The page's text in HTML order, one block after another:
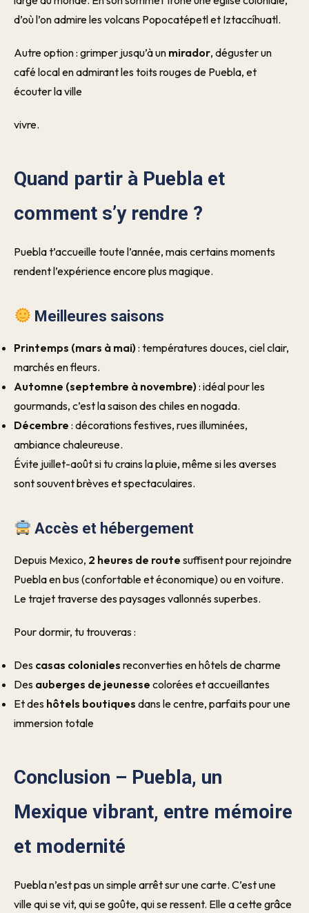
d’où l’on admire les volcans Popocatépetl et Iztaccíhuatl.
Autre option : grimper jusqu’à un mirador, déguster un
café local en admirant les toits rouges de Puebla, et
écouter la ville
vivre.
Quand partir à Puebla et
comment s’y rendre ?
Puebla t’accueille toute l’année, mais certains moments
rendent l’expérience encore plus magique.
Meilleures saisons
Printemps (mars à mai): températures douces, ciel clair,
marchés en fleurs.
Automne (septembre à novembre): idéal pour les
gourmands, c’est la saison des chiles en nogada.
Décembre : décorations festives, rues illuminées,
ambiance chaleureuse.
Évite juillet-août si tu crains la pluie, même si les averses
sont souvent brèves et spectaculaires.
Accès et hébergement
Depuis Mexico, 2 heures de route suffisent pour rejoindre
Puebla en bus (confortable et économique) ou en voiture.
Le trajet traverse des paysages vallonnés superbes.
Pour dormir, tu trouveras :
Des casas coloniales reconverties en hôtels de charme
Des auberges de jeunesse colorées et accueillantes
Et des hôtels boutiques dans le centre, parfaits pour une
immersion totale
Conclusion – Puebla, un
Mexique vibrant, entre mémoire
et modernité
Puebla n’est pas un simple arrêt sur une carte. C’est une
ville qui se vit, qui se goûte, qui se ressent. Elle a cette grâce